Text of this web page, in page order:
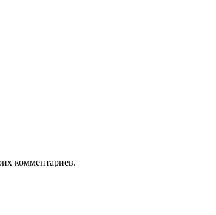
комментариев.